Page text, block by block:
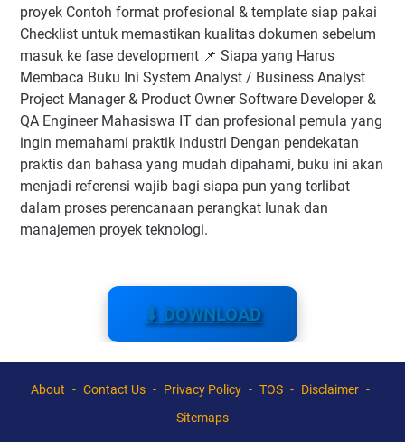
proyek Contoh format profesional & template siap pakai
Checklist untuk memastikan kualitas dokumen sebelum
masuk ke fase development 📌 Siapa yang Harus
Membaca Buku Ini System Analyst / Business Analyst
Project Manager & Product Owner Software Developer &
QA Engineer Mahasiswa IT dan profesional pemula yang
ingin memahami praktik industri Dengan pendekatan
praktis dan bahasa yang mudah dipahami, buku ini akan
menjadi referensi wajib bagi siapa pun yang terlibat
dalam proses perencanaan perangkat lunak dan
manajemen proyek teknologi.
⬇ DOWNLOAD
About Contact Us Privacy Policy TOS
Disclaimer
Sitemaps